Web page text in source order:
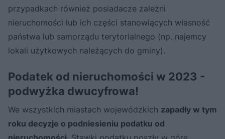
przypadkach również posiadacze zależni
nieruchomości lub ich części stanowiących własność
państwa lub samorządu terytorialnego (np. najemcy
lokali użytkowych należących do gminy).
Podatek od nieruchomości w 2023 -
podwyżka dwucyfrowa!
We wszystkich miastach wojewódzkich zapadły w tym
roku decyzje o podniesieniu podatku od